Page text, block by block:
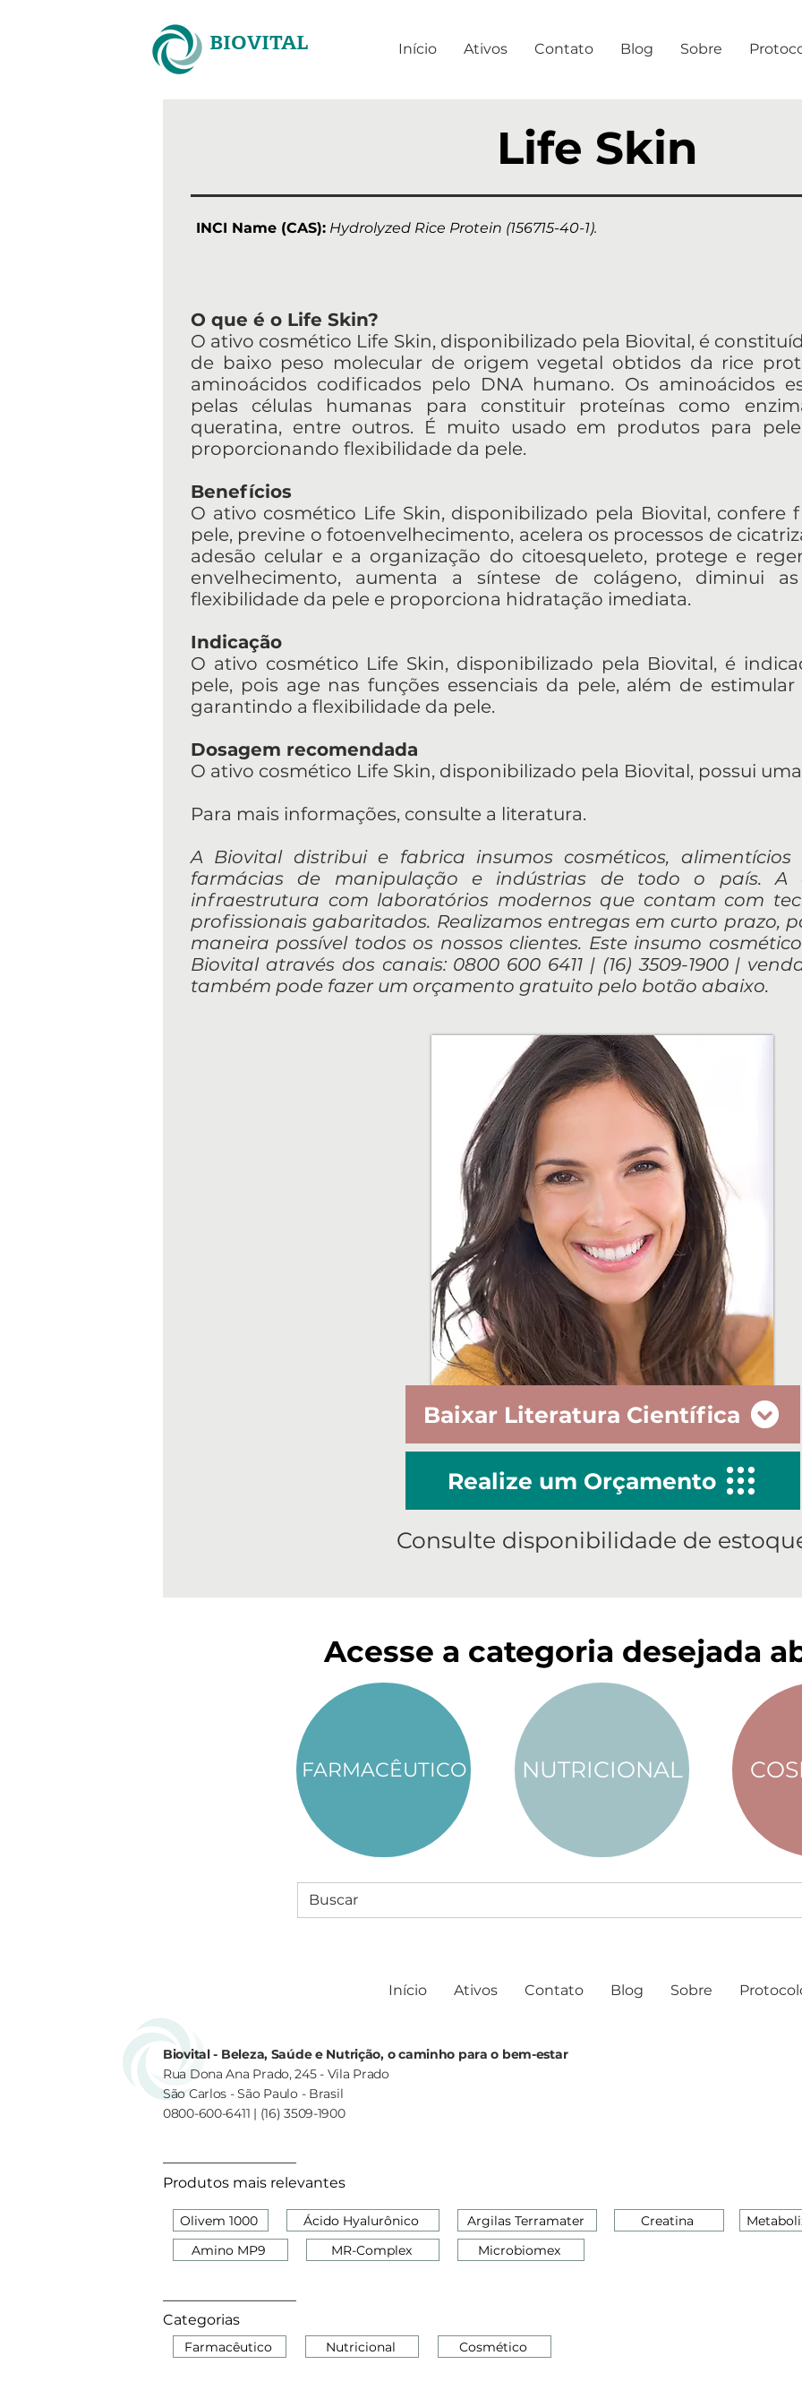
BIOVITAL Início Ativos Contato Blog Sobre
Life Skin
INCI Name (CAS): Hydrolyzed Rice Protein (156715-40-1).
O que é o Life Skin?
O ativo cosmético Life Skin, disponibilizado pela Biovital, é
de baixo peso molecular de origem vegetal obtidos da rice
aminoácidos codificados pelo DNA humano. Os aminoácidos
pelas células humanas para constituir proteínas como
queratina, entre outros. É muito usado em produtos para
proporcionando flexibilidade da pele.
Benefícios
O ativo cosmético Life Skin, disponibilizado pela Biovital, confere
pele, previne o fotoenvelhecimento, acelera os processos de
adesão celular e a organização do citoesqueleto, protege e
envelhecimento, aumenta a síntese de colágeno, diminui
flexibilidade da pele e proporciona hidratação imediata.
Indicação
O ativo cosmético Life Skin, disponibilizado pela Biovital, é
pele, pois age nas funções essenciais da pele, além de
garantindo a flexibilidade da pele.
Dosagem recomendada
O ativo cosmético Life Skin, disponibilizado pela Biovital, possui
Para mais informações, consulte a literatura.
A Biovital distribui e fabrica insumos cosméticos,
farmácias de manipulação e indústrias de todo o país. A
infraestrutura com laboratórios modernos que contam com
profissionais gabaritados. Realizamos entregas em curto prazo,
maneira possível todos os nossos clientes. Este insumo
Biovital através dos canais: 0800 600 6411 | (16) 3509-1900 |
também pode fazer um orçamento gratuito pelo botão abaixo.
Baixar Literatura Científica
Realize um Orçamento
Consulte disponibilidade de
Acesse a categoria desejada
FARMACÊUTICO NUTRICIONAL
Biovital - Beleza, Saúde e Nutrição, o caminho para o bem-estar
Rua Dona Ana Prado, 245 - Vila Prado
São Carlos - São Paulo - Brasil
0800-600-6411 | (16) 3509-1900
Início Ativos Contato Blog Sobre
Produtos mais relevantes
Olivem 1000
Ácido Hyalurônico
Amino MP9
MR-Complex
Argilas Terramater Creatina
Microbiomex
Categorias
Farmacêutico Nutricional Cosmético